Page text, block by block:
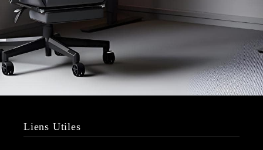
Liens Utiles